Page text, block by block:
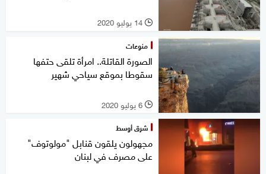
l 14 يوليو 2020
منوعات
الصورة القاتلة.. امرأة تلقى حتفها
سقوطا بموقع سياحي شهير
l 6 يوليو 2020
شرق أوسط
مجهولون يلقون قنابل "مولوتوف"
على مصرف في لبنان